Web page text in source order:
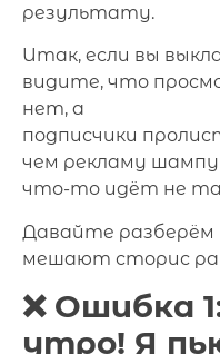
результату.
Итак, если вы
видите, что
нет, а
подписчики
чем рекламу
что-то идёт не
Давайте
мешают сторис
❌ Ошибка
утро! Я